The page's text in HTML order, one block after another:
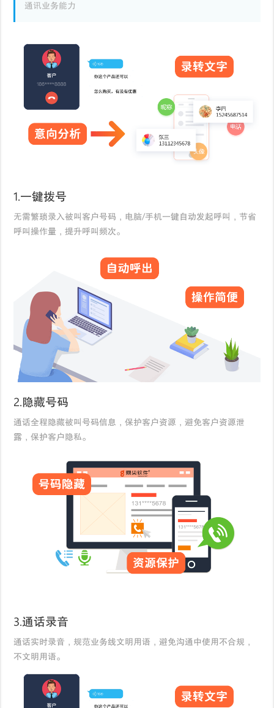
通讯业务能力
1.一键拨号
无需繁琐录入被叫客户号码，电脑/手机一键自动发起呼叫，节省
呼叫操作量，提升呼叫频次。
2.隐藏号码
通话全程隐藏被叫号码信息，保护客户资源，避免客户资源泄
露，保护客户隐私。
3.通话录音
通话实时录音，规范业务线文明用语，避免沟通中使用不合规，
不文明用语。